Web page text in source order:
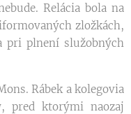
Relácia bola na
zložkách,
pri plnení služobných
Rábek a kolegovia
pred ktorými naozaj